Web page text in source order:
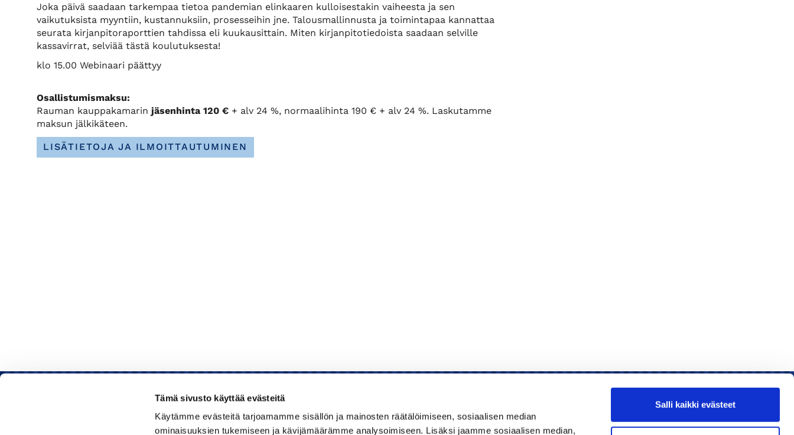
Tämä sivusto käyttää evästeitä
Käytämme evästeitä tarjoamamme sisällön ja mainosten räätälöimiseen, sosiaalisen median
ominaisuuksien tukemiseen ja kävijämäärämme analysoimiseen. Lisäksi jaamme sosiaalisen median,
Salli kaikki evästeet
Joka päivä saadaan tarkempaa tietoa pandemian elinkaaren kulloisestakin vaiheesta ja sen
vaikutuksista myyntiin, kustannuksiin, prosesseihin jne. Talousmallinnusta ja toimintapaa kannattaa
seurata kirjanpitoraporttien tahdissa eli kuukausittain. Miten kirjanpitotiedoista saadaan selville
kassavirrat, selviää tästä koulutuksesta!
klo 15.00 Webinaari päättyy
Osallistumismaksu:
Rauman kauppakamarin jäsenhinta 120 € + alv 24 %, normaalihinta 190 € + alv 24 %. Laskutamme
maksun jälkikäteen.
LISÄTIETOJA JA ILMOITTAUTUMINEN
Kauppakamari